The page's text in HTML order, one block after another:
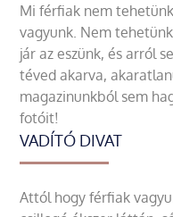
Mi férfiak nem
vagyunk. Nem
jár az eszünk, és arról
téved akarva,
magazinunkból sem
fotóit!
VADÍTÓ DIVAT
Attól hogy férfiak